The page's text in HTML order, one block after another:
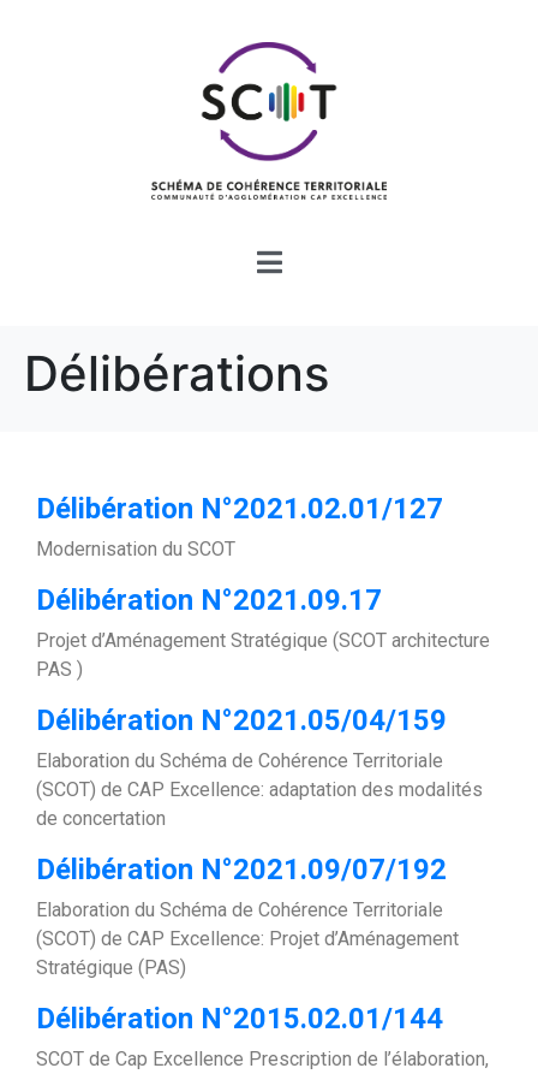
Délibérations
Délibération N°2021.02.01/127
Modernisation du SCOT
Délibération N°2021.09.17
Projet d’Aménagement Stratégique (SCOT architecture
PAS )
Délibération N°2021.05/04/159
Elaboration du Schéma de Cohérence Territoriale
(SCOT) de CAP Excellence: adaptation des modalités
de concertation
Délibération N°2021.09/07/192
Elaboration du Schéma de Cohérence Territoriale
(SCOT) de CAP Excellence: Projet d’Aménagement
Stratégique (PAS)
Délibération N°2015.02.01/144
SCOT de Cap Excellence Prescription de l’élaboration,